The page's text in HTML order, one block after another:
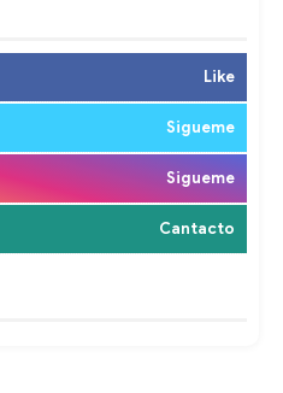
Like
Sigueme
Sigueme
Cantacto